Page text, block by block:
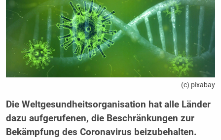
(c) pixabay
Die Weltgesundheitsorganisation hat alle Länder
dazu aufgerufenen, die Beschränkungen zur
Bekämpfung des Coronavirus beizubehalten.